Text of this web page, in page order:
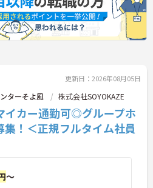
更新日：2026年08月05日
ターそよ風 株式会社SOYOKAZE
イカー通勤可◎グループホ
！＜正規フルタイム社員
～